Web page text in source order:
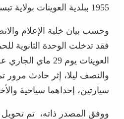
1955 ببلدية العوينات بولاية تبسة.
وحسب بيان خلية الإعلام
فقد تدخلت الوحدة الثانوية
العوينات يوم 29
والنصف ليلا، إثر حادث
سيارتين، إحداهما سياحية
ووفق المصدر ذاته، تم